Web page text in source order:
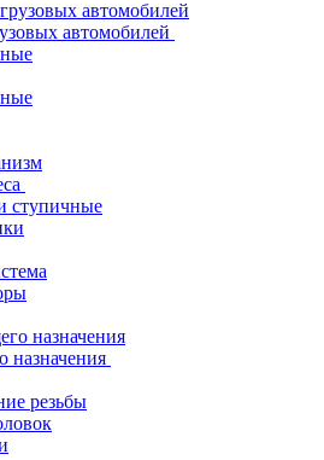
автомобилей
ступичные
назначения
резьбы